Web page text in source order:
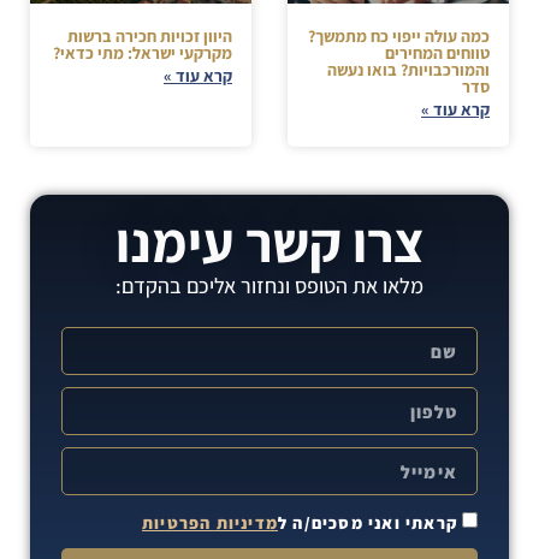
כמה עולה ייפוי כח מתמשך?
טווחים המחירים
והמורכבויות? בואו נעשה
סדר
קרא עוד »
היוון זכויות חכירה ברשות
מקרקעי ישראל: מתי כדאי?
קרא עוד »
צרו קשר עימנו
מלאו את הטופס ונחזור אליכם בהקדם:
קראתי ואני מסכים/ה למדיניות הפרטיות